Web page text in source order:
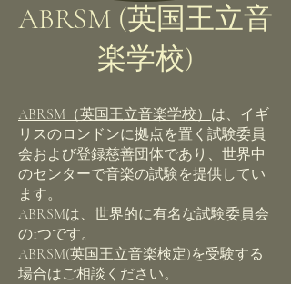
ABRSM (英国王立音
楽学校)
ABRSM（英国王立音楽学校） は、イギ
リスのロンドンに拠点を置く試験委員
会および登録慈善団体であり、世界中
のセンターで音楽の試験を提供してい
ます。
ABRSMは、世界的に有名な試験委員会
の1つです。
ABRSM(英国王立音楽検定)を受験する
場合はご相談ください。